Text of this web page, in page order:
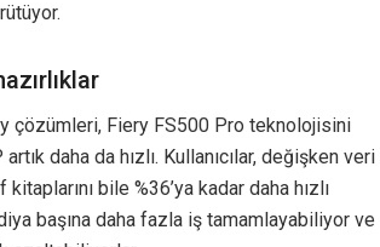
çözümleri, Fiery FS500 Pro teknolojisini
daha da hızlı. Kullanıcılar, değişken veri
bile %36’ya kadar daha hızlı
başına daha fazla iş tamamlayabiliyor ve